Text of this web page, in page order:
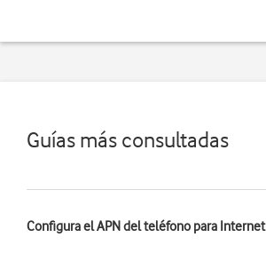
Guías más consultadas
Configura el APN del teléfono para Internet